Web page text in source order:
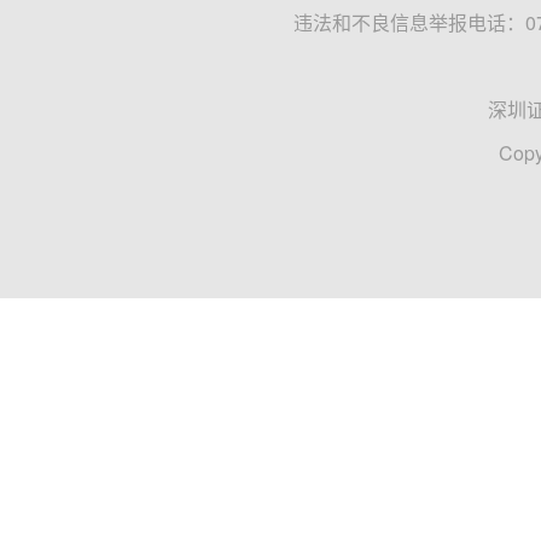
违法和不良信息举报电话：
深圳